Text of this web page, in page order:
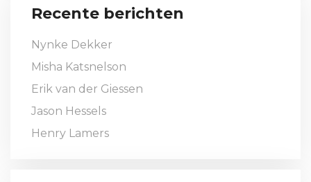
Recente berichten
Nynke Dekker
Misha Katsnelson
Erik van der Giessen
Jason Hessels
Henry Lamers